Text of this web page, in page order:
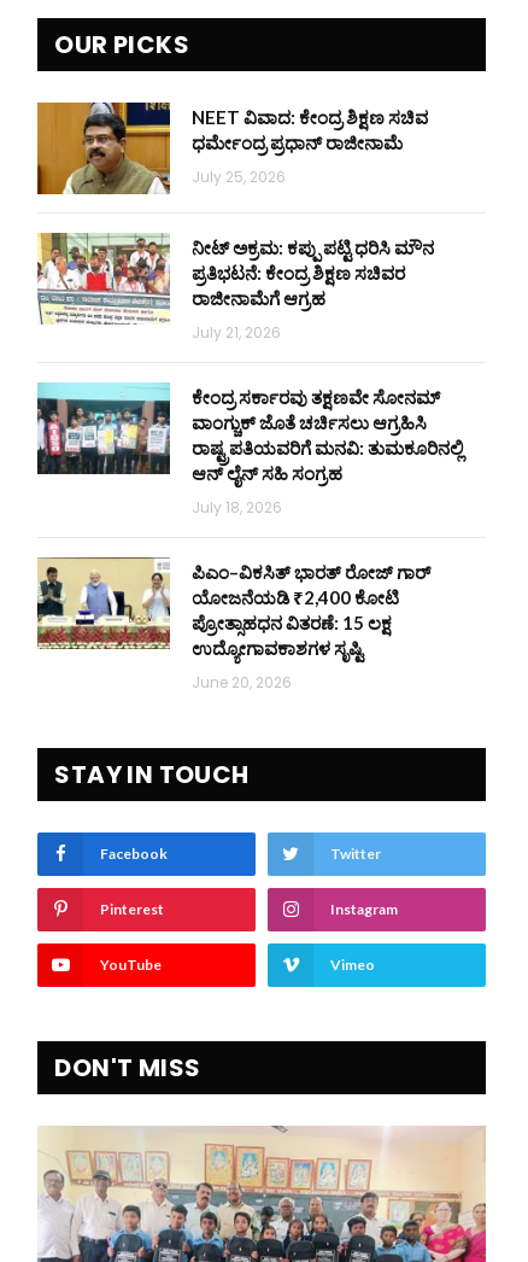
OUR PICKS
NEET ವಿವಾದ: ಕೇಂದ್ರ ಶಿಕ್ಷಣ ಸಚಿವ
ಧರ್ಮೇಂದ್ರ ಪ್ರಧಾನ್ ರಾಜೀನಾಮೆ
July 25, 2026
ನೀಟ್ ಅಕ್ರಮ: ಕಪ್ಪು ಪಟ್ಟಿ ಧರಿಸಿ ಮೌನ
ಪ್ರತಿಭಟನೆ: ಕೇಂದ್ರ ಶಿಕ್ಷಣ ಸಚಿವರ
ರಾಜೀನಾಮೆಗೆ ಆಗ್ರಹ
July 21, 2026
ಕೇಂದ್ರ ಸರ್ಕಾರವು ತಕ್ಷಣವೇ ಸೋನಮ್
ವಾಂಗ್ಚುಕ್ ಜೊತೆ ಚರ್ಚಿಸಲು ಆಗ್ರಹಿಸಿ
ರಾಷ್ಟ್ರಪತಿಯವರಿಗೆ ಮನವಿ: ತುಮಕೂರಿನಲ್ಲಿ
ಆನ್‌ ಲೈನ್ ಸಹಿ ಸಂಗ್ರಹ
July 18, 2026
ಪಿಎಂ–ವಿಕಸಿತ್ ಭಾರತ್ ರೋಜ್‌ ಗಾರ್
ಯೋಜನೆಯಡಿ ₹2,400 ಕೋಟಿ
ಪ್ರೋತ್ಸಾಹಧನ ವಿತರಣೆ: 15 ಲಕ್ಷ
ಉದ್ಯೋಗಾವಕಾಶಗಳ ಸೃಷ್ಟಿ
June 20, 2026
STAY IN TOUCH
Facebook Twitter
Pinterest Instagram
YouTube Vimeo
DON'T MISS